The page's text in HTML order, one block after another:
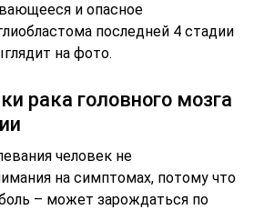
и опасное
последней 4 стадии
на фото.
рака головного мозга
человек не
на симптомах, потому что
– может зарождаться по